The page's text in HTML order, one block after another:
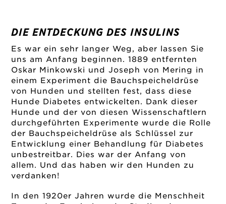
DIE ENTDECKUNG DES INSULINS
Es war ein sehr langer Weg, aber lassen Sie
uns am Anfang beginnen. 1889 entfernten
Oskar Minkowski und Joseph von Mering in
einem Experiment die Bauchspeicheldrüse
von Hunden und stellten fest, dass diese
Hunde Diabetes entwickelten. Dank dieser
Hunde und der von diesen Wissenschaftlern
durchgeführten Experimente wurde die Rolle
der Bauchspeicheldrüse als Schlüssel zur
Entwicklung einer Behandlung für Diabetes
unbestreitbar. Dies war der Anfang von
allem. Und das haben wir den Hunden zu
verdanken!
In den 1920er Jahren wurde die Menschheit